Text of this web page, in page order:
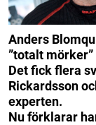
Anders
”totalt
Det fick flera
Rickardsson
experten.
Nu förklarar